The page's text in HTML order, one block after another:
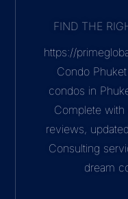
FIND THE
https://
Condo
condos in
Complete with
reviews,
Consulting
dream